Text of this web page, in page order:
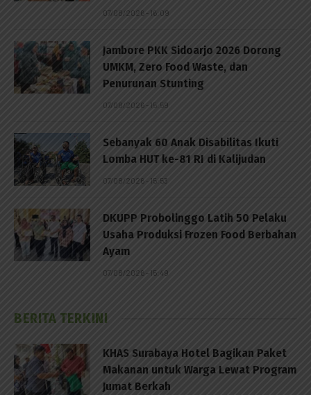
07/08/2026 - 16:09
Jambore PKK Sidoarjo 2026 Dorong
UMKM, Zero Food Waste, dan
Penurunan Stunting
07/08/2026 - 15:59
Sebanyak 60 Anak Disabilitas Ikuti
Lomba HUT ke-81 RI di Kalijudan
07/08/2026 - 15:53
DKUPP Probolinggo Latih 50 Pelaku
Usaha Produksi Frozen Food Berbahan
Ayam
07/08/2026 - 15:49
BERITA TERKINI
KHAS Surabaya Hotel Bagikan Paket
Makanan untuk Warga Lewat Program
Jumat Berkah